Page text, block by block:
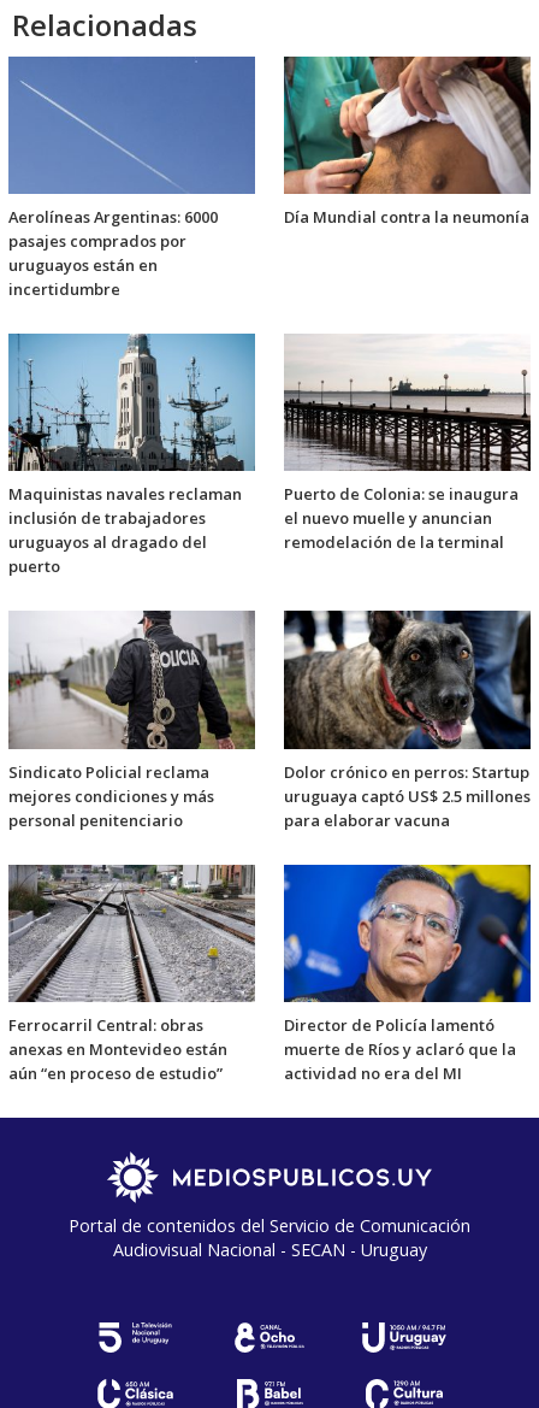
Relacionadas
Aerolíneas Argentinas: 6000
pasajes comprados por
uruguayos están en
incertidumbre
Día Mundial contra la neumonía
Maquinistas navales reclaman
inclusión de trabajadores
uruguayos al dragado del
puerto
Puerto de Colonia: se inaugura
el nuevo muelle y anuncian
remodelación de la terminal
Sindicato Policial reclama
mejores condiciones y más
personal penitenciario
Dolor crónico en perros: Startup
uruguaya captó US$ 2.5 millones
para elaborar vacuna
Ferrocarril Central: obras
anexas en Montevideo están
aún “en proceso de estudio”
Director de Policía lamentó
muerte de Ríos y aclaró que la
actividad no era del MI
Portal de contenidos del Servicio de Comunicación
Audiovisual Nacional - SECAN - Uruguay